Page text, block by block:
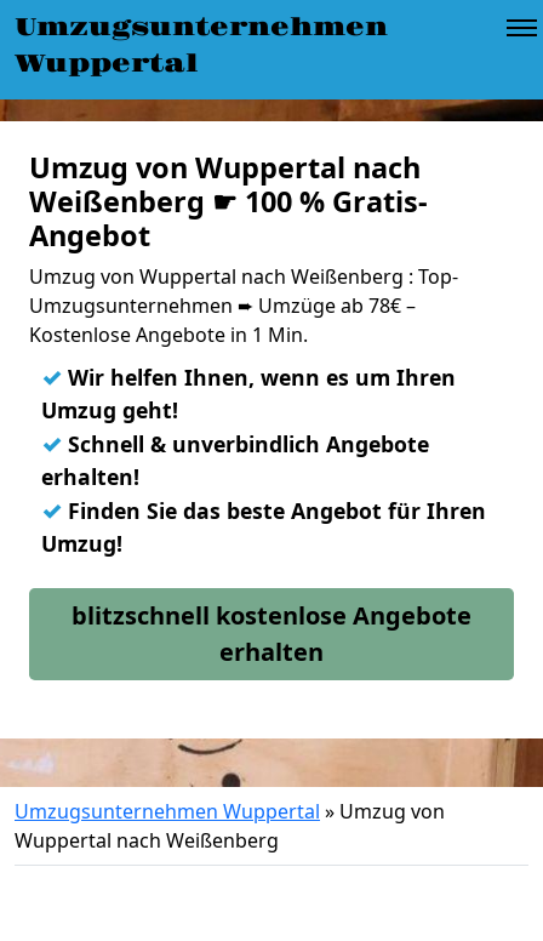
Umzugsunternehmen
Wuppertal
Umzug von Wuppertal nach
Weißenberg ☛ 100 % Gratis-
Angebot
Umzug von Wuppertal nach Weißenberg : Top-
Umzugsunternehmen ➨ Umzüge ab 78€ –
Kostenlose Angebote in 1 Min.
✓ Wir helfen Ihnen, wenn es um Ihren
Umzug geht!
✓ Schnell & unverbindlich Angebote
erhalten!
✓ Finden Sie das beste Angebot für Ihren
Umzug!
blitzschnell kostenlose Angebote
erhalten
Umzugsunternehmen Wuppertal » Umzug von
Wuppertal nach Weißenberg